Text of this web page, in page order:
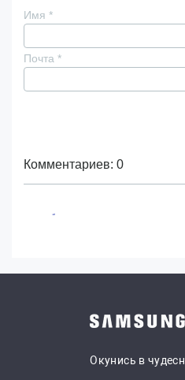
Имя *
Почта *
Комментариев: 0
Окунись в